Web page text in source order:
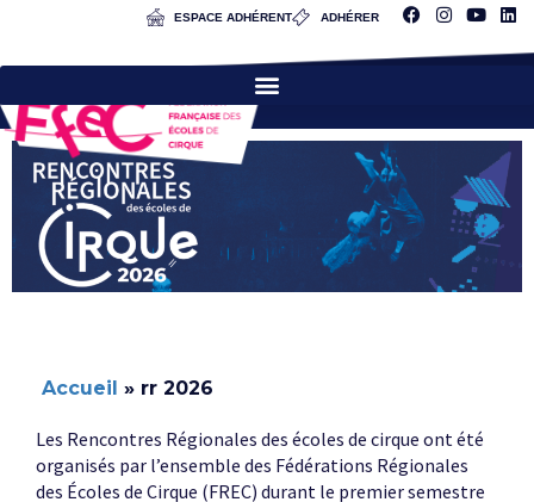
ESPACE ADHÉRENT ADHÉRER
Accueil » rr 2026
Les Rencontres Régionales des écoles de cirque ont été
organisés par l’ensemble des Fédérations Régionales
des Écoles de Cirque (FREC) durant le premier semestre